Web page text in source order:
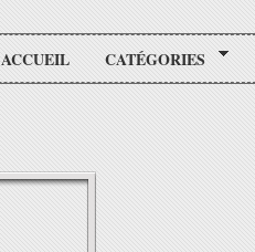
ACCUEIL CATÉGORIES